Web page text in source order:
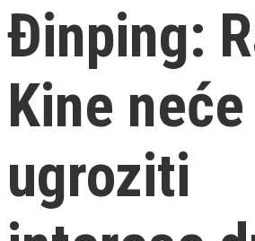
Đinping:
Kine neće
ugroziti